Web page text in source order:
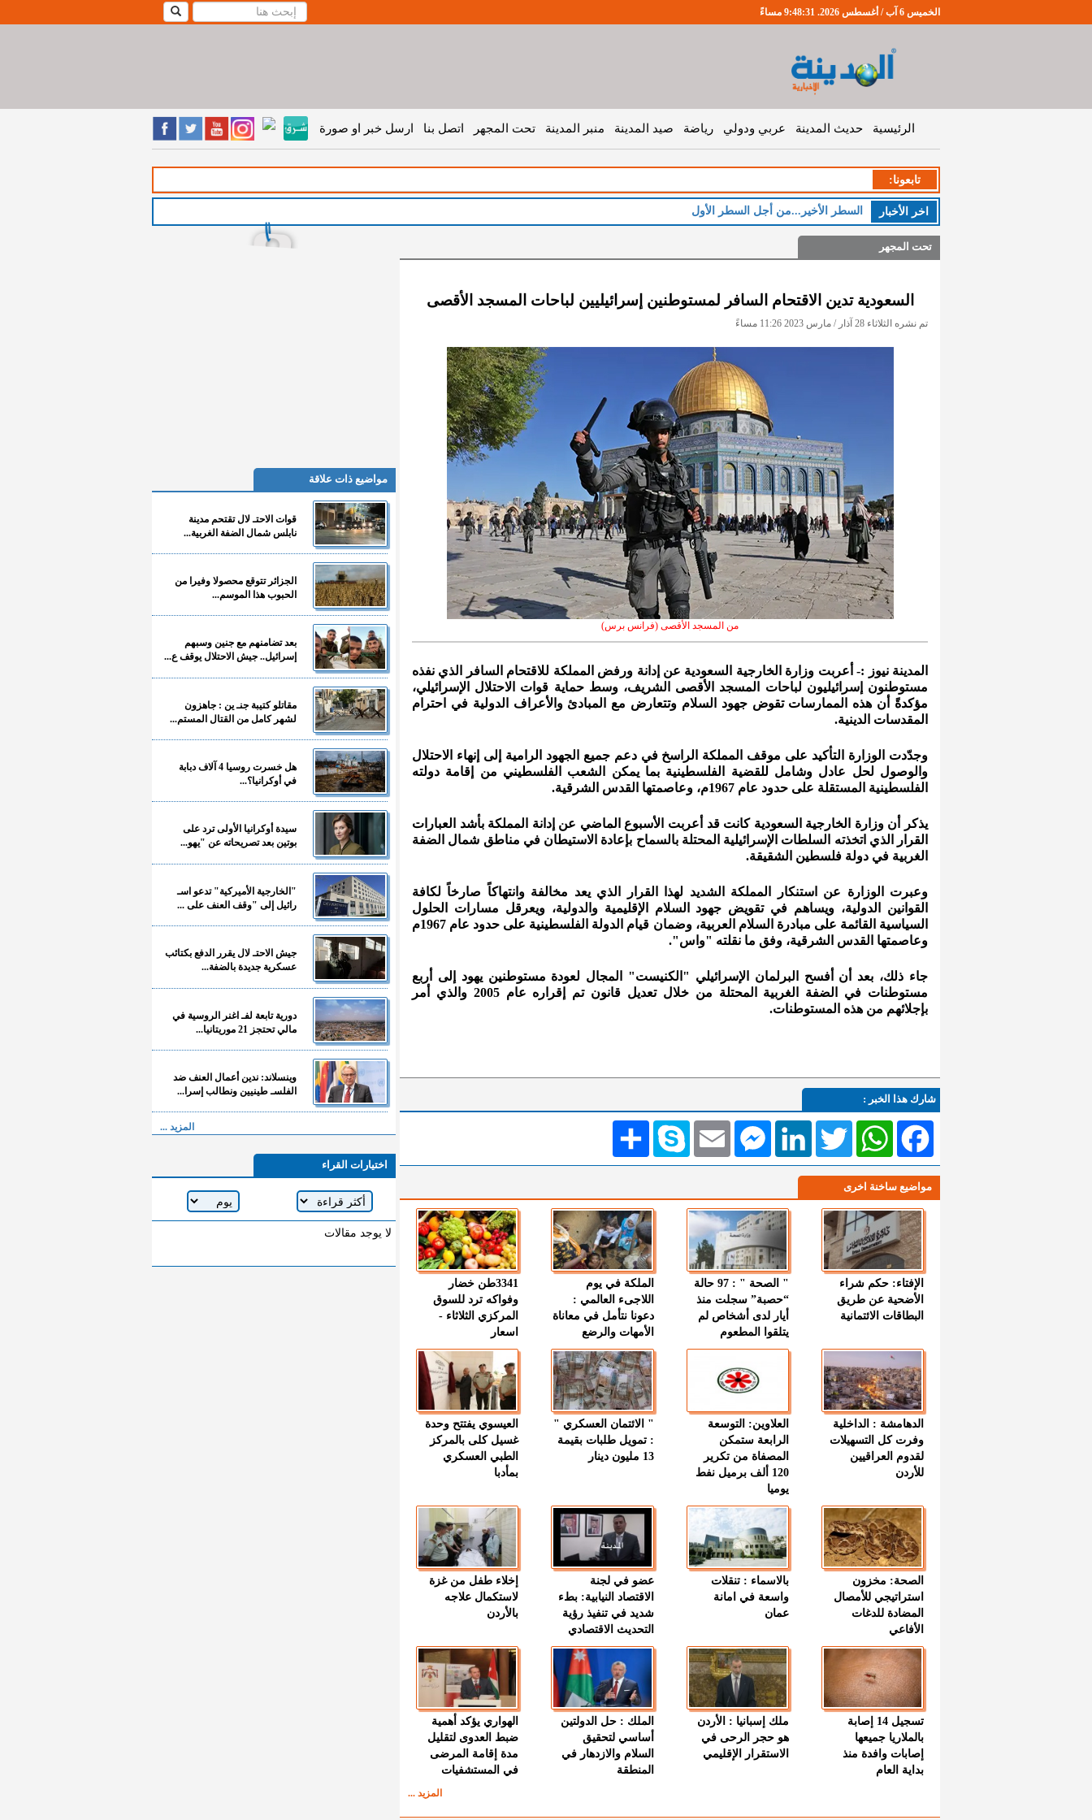
الخميس 6 آب / أغسطس 2026. 9:48:31 مساءً
الرئيسية حديث المدينة عربي ودولي رياضة صيد المدينة منبر المدينة تحت المجهر اتصل بنا ارسل خبر او صورة
تابعونا:
اخر اﻷخبار السطر الأخير...من أجل السطر الأول
تحت المجهر
السعودية تدين الاقتحام السافر لمستوطنين إسرائيليين لباحات المسجد الأقصى
تم نشره الثلاثاء 28 آذار / مارس 2023 11:26 مساءً
من المسجد الأقصى (فرانس برس)
المدينة نيوز :- أعربت وزارة الخارجية السعودية عن إدانة ورفض المملكة للاقتحام السافر الذي نفذه
مستوطنون إسرائيليون لباحات المسجد الأقصى الشريف، وسط حماية قوات الاحتلال الإسرائيلي،
مؤكدةً أن هذه الممارسات تقوض جهود السلام وتتعارض مع المبادئ والأعراف الدولية في احترام
المقدسات الدينية.
وجدّدت الوزارة التأكيد على موقف المملكة الراسخ في دعم جميع الجهود الرامية إلى إنهاء الاحتلال
والوصول لحل عادل وشامل للقضية الفلسطينية بما يمكن الشعب الفلسطيني من إقامة دولته
الفلسطينية المستقلة على حدود عام 1967م، وعاصمتها القدس الشرقية.
يذكر أن وزارة الخارجية السعودية كانت قد أعربت الأسبوع الماضي عن إدانة المملكة بأشد العبارات
القرار الذي اتخذته السلطات الإسرائيلية المحتلة بالسماح بإعادة الاستيطان في مناطق شمال الضفة
الغربية في دولة فلسطين الشقيقة.
وعبرت الوزارة عن استنكار المملكة الشديد لهذا القرار الذي يعد مخالفة وانتهاكاً صارخاً لكافة
القوانين الدولية، ويساهم في تقويض جهود السلام الإقليمية والدولية، ويعرقل مسارات الحلول
السياسية القائمة على مبادرة السلام العربية، وضمان قيام الدولة الفلسطينية على حدود عام 1967م
وعاصمتها القدس الشرقية، وفق ما نقلته "واس".
جاء ذلك، بعد أن أفسح البرلمان الإسرائيلي "الكنيست" المجال لعودة مستوطنين يهود إلى أربع
مستوطنات في الضفة الغربية المحتلة من خلال تعديل قانون تم إقراره عام 2005 والذي أمر
بإجلائهم من هذه المستوطنات.
شارك هذا الخبر :
انشر Skype EmailMessengerLinkedIn TwitterWhatsAppFacebook
مواضيع ساخنة اخرى
الإفتاء: حكم شراء
الأضحية عن طريق
البطاقات الائتمانية
" الصحة " : 97 حالة
“حصبة” سجلت منذ
أيار لدى أشخاص لم
يتلقوا المطعوم
الملكة في يوم
اللاجىء العالمي :
دعونا نتأمل في معاناة
الأمهات والرضع
3341طن خضار
وفواكه ترد للسوق
المركزي الثلاثاء -
اسعار
الدهامشة : الداخلية
وفرت كل التسهيلات
لقدوم العراقيين
للأردن
العلاوين: التوسعة
الرابعة ستمكن
المصفاة من تكرير
120 ألف برميل نفط
يوميا
" الائتمان العسكري "
: تمويل طلبات بقيمة
13 مليون دينار
العيسوي يفتتح وحدة
غسيل كلى بالمركز
الطبي العسكري
بمأدبا
الصحة: مخزون
استراتيجي للأمصال
المضادة للدغات
الأفاعي
بالاسماء : تنقلات
واسعة في امانة
عمان
عضو في لجنة
الاقتصاد النيابية: بطء
شديد في تنفيذ رؤية
التحديث الاقتصادي
إخلاء طفل من غزة
لاستكمال علاجه
بالأردن
تسجيل 14 إصابة
بالملاريا جميعها
إصابات وافدة منذ
بداية العام
ملك إسبانيا : الأردن
هو حجر الرحى في
الاستقرار الإقليمي
الملك : حل الدولتين
أساسي لتحقيق
السلام والازدهار في
المنطقة
الهواري يؤكد أهمية
ضبط العدوى لتقليل
مدة إقامة المرضى
في المستشفيات
المزيد ...
مواضيع ذات علاقة
قوات الاحتـ لال تقتحم مدينة
نابلس شمال الضفة الغربية...
الجزائر تتوقع محصولا وفيرا من
الحبوب هذا الموسم...
بعد تضامنهم مع جنين وسبهم
إسرائيل.. جيش الاحتلال يوقف ع...
مقاتلو كتيبة جنـ ين : جاهزون
لشهر كامل من القتال المستم...
هل خسرت روسيا 4 آلاف دبابة
في أوكرانيا؟...
سيدة أوكرانيا الأولى ترد على
بوتين بعد تصريحاته عن "يهو...
"الخارجية الأميركية" تدعو اسـ
رائيل إلى "وقف العنف على ...
جيش الاحتـ لال يقرر الدفع بكتائب
عسكرية جديدة بالضفة...
دورية تابعة لفـ اغنر الروسية في
مالي تحتجز 21 موريتانيا...
وينسلاند: ندين أعمال العنف ضد
الفلسـ طينيين ونطالب إسرا...
المزيد ...
اختيارات القراء
لا يوجد مقالات